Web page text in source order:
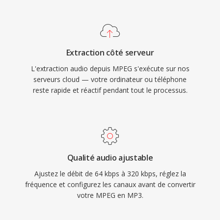
en chargé par la quasi-totalité dès logiciels
multimédia.
Aujourd&#039;hui, le MP3 reste l&#039;un dès
chargé par la quasi-totalité dès lecteurs
multimédia, systèmes d&#039;exploitation et
appareils portables.
Extraction côté serveur
L'extraction audio depuis MPEG s'exécute sur nos
serveurs cloud — votre ordinateur ou téléphone
reste rapide et réactif pendant tout le processus.
Qualité audio ajustable
Ajustez le débit de 64 kbps à 320 kbps, réglez la
fréquence et configurez les canaux avant de convertir
votre MPEG en MP3.